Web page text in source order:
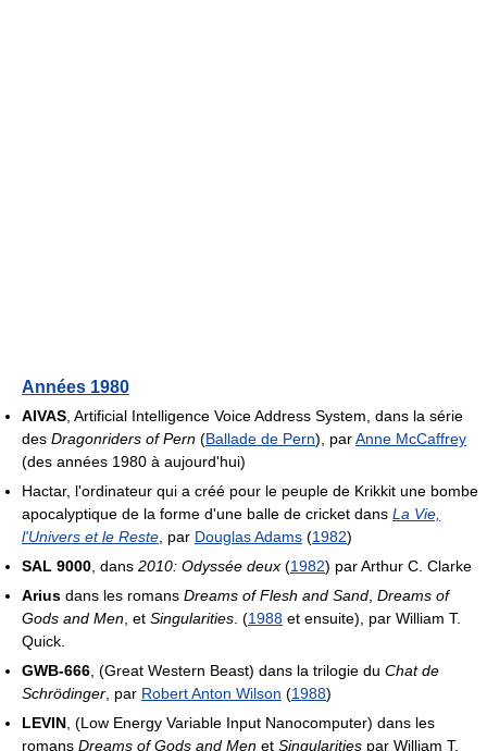
Années 1980
AIVAS , Artificial Intelligence Voice Address System, dans la série
des Dragonriders of Pern (Ballade de Pern), parAnne McCaffrey
(des années 1980 à aujourd'hui)
Hactar, l'ordinateur qui a créé pour le peuple de Krikkit une bombe
apocalyptique de la forme d'une balle de cricket dans La Vie,
l'Univers et le Reste , par Douglas Adams (1982)
SAL 9000 , dans 2010: Odyssée deux (1982) par Arthur C. Clarke
Arius dans les romans Dreams of Flesh and Sand Dreams of
Gods and Men , et Singularities . (1988 et ensuite), par William T.
Quick.
GWB-666 , (Great Western Beast) dans la trilogie du Chat de
Schrödinger , par Robert Anton Wilson (1988)
LEVIN , (Low Energy Variable Input Nanocomputer) dans les
romans Dreams of Gods and Men et Singularities par William T.